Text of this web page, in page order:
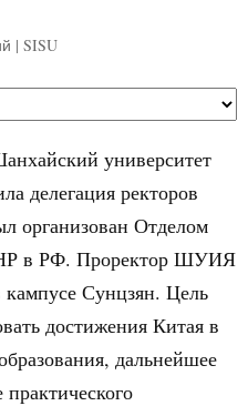
| SISU
университет
делегация ректоров
организован Отделом
в РФ. Проректор ШУИЯ
Сунцзян. Цель
достижения Китая в
дальнейшее